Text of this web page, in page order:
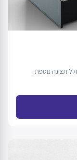
תצוגה נוספת.